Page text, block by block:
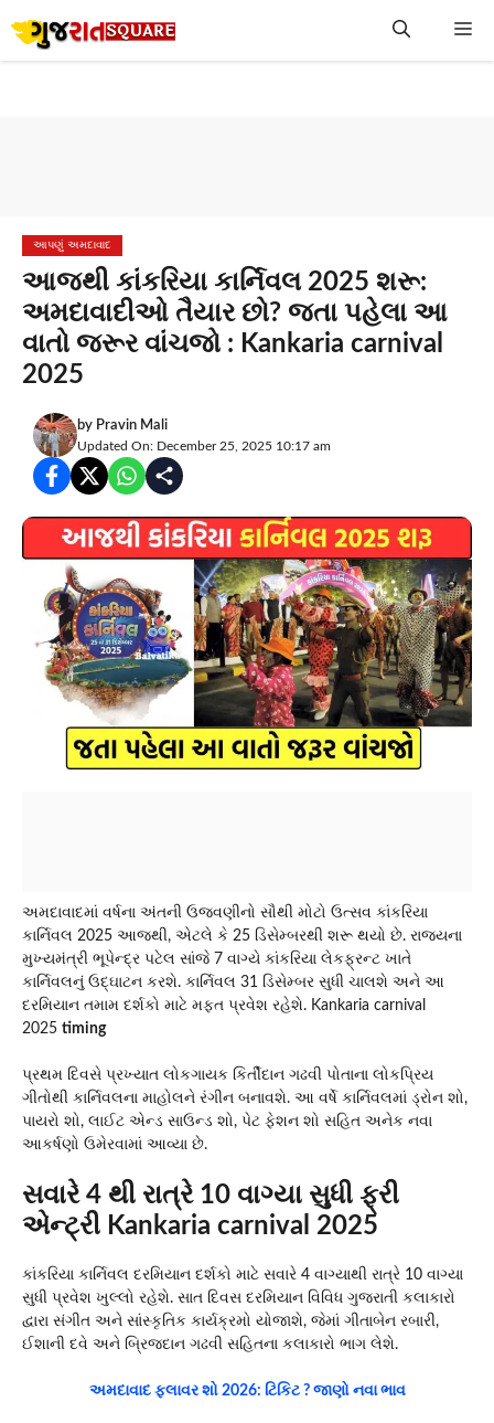
to
આપણું અમદાવાદ
આજથી કાંકરિયા કાર્નિવલ 2025 શરૂ:
અમદાવાદીઓ તૈયાર છો? જતા પહેલા આ
વાતો જરૂર વાંચજો : Kankaria carnival
2025
by Pravin Mali
Updated On: December 25, 2025 10:17 am
અમદાવાદમાં વર્ષના અંતની ઉજવણીનો સૌથી મોટો ઉત્સવ કાંકરિયા
કાર્નિવલ 2025 આજથી, એટલે કે 25 ડિસેમ્બરથી શરૂ થયો છે. રાજ્યના
મુખ્યમંત્રી ભૂપેન્દ્ર પટેલ સાંજે 7 વાગ્યે કાંકરિયા લેકફ્રન્ટ ખાતે
કાર્નિવલનું ઉદ્ઘાટન કરશે. કાર્નિવલ 31 ડિસેમ્બર સુધી ચાલશે અને આ
દરમિયાન તમામ દર્શકો માટે મફત પ્રવેશ રહેશે. Kankaria carnival
2025 timing
પ્રથમ દિવસે પ્રખ્યાત લોકગાયક કિર્તીદાન ગઢવી પોતાના લોકપ્રિય
ગીતોથી કાર્નિવલના માહોલને રંગીન બનાવશે. આ વર્ષે કાર્નિવલમાં ડ્રોન શો,
પાયરો શો, લાઈટ એન્ડ સાઉન્ડ શો, પેટ ફેશન શો સહિત અનેક નવા
આકર્ષણો ઉમેરવામાં આવ્યા છે.
સવારે 4 થી રાત્રે 10 વાગ્યા સુધી ફ્રી
એન્ટ્રી Kankaria carnival 2025
કાંકરિયા કાર્નિવલ દરમિયાન દર્શકો માટે સવારે 4 વાગ્યાથી રાત્રે 10 વાગ્યા
સુધી પ્રવેશ ખુલ્લો રહેશે. સાત દિવસ દરમિયાન વિવિધ ગુજરાતી કલાકારો
દ્વારા સંગીત અને સાંસ્કૃતિક કાર્યક્રમો યોજાશે, જેમાં ગીતાબેન રબારી,
ઈશાની દવે અને બ્રિજદાન ગઢવી સહિતના કલાકારો ભાગ લેશે.
અમદાવાદ ફ્લાવર શો 2026: ટિકિટ ? જાણો નવા ભાવ